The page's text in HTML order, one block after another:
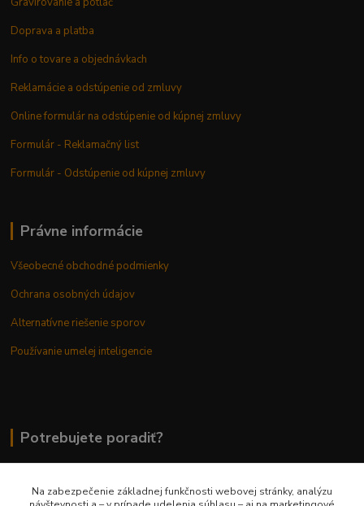
Doprava a platba
Info o tovare a objednávkach
Reklamácie a odstúpenie od zmluvy
Online formulár na odstúpenie od kúpnej zmluvy
Formulár - Reklamačný list
Formulár - Odstúpenie od kúpnej zmluvy
Právne informácie
Všeobecné obchodné podmienky
Ochrana osobných údajov
Alternatívne riešenie sporov
Používanie umelej inteligencie
Potrebujete poradiť?
Na zabezpečenie základnej funkčnosti webovej stránky, analýzu